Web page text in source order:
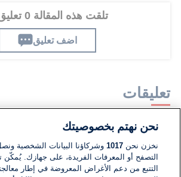
تلقت هذه المقالة 0 تعليق
اضف تعليق
تعليقات
لا توجد تعليقات مكتوبة حتى الآن. كن
اكتب تعليقًا جديدًا ...
نحن نهتم بخصوصيتك
نخزن نحن1017 وشركاؤنا البيانات الشخصية
التصفح أو المعرفات الفريدة، على جهازك. يُمكّن
التتبع من دعم الأغراض المعروضة في إطار